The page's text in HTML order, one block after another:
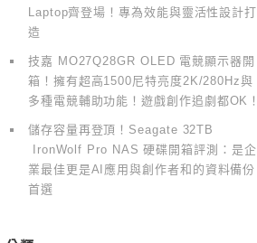
Laptop齊登場！專為效能與靈活性設計打
造
技嘉 MO27Q28GR OLED 電競顯示器開
箱！擁有超高1500尼特亮度2K/280Hz與
多種電競輔助功能！遊戲創作追劇都OK！
儲存容量再登頂！Seagate 32TB
IronWolf Pro NAS 硬碟開箱評測：是企
業最佳更是AI應用與創作者和的資料備份
首選